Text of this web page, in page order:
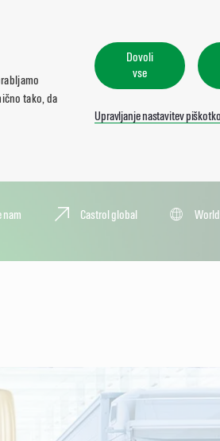
tako, da
Dovoli
vse
Upravljanje nastavitev
nam Castrol global